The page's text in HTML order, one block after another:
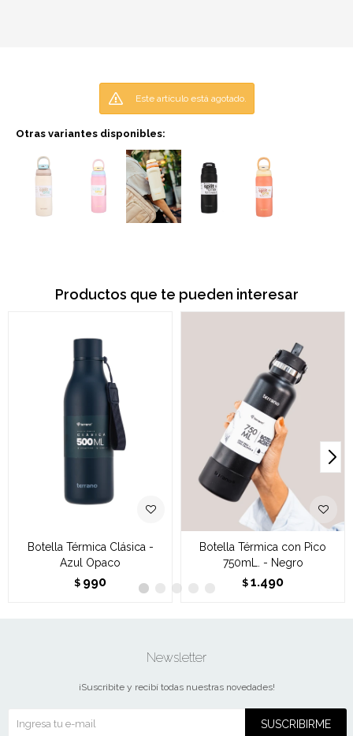
Este artículo está agotado.
Otras variantes disponibles:
Productos que te pueden interesar
Botella Térmica Clásica -
Azul Opaco
$ 990
Botella Térmica con Pico
750mL. - Negro
$ 1.490
Newsletter
¡Suscribite y recibí todas nuestras novedades!
SUSCRIBIRME